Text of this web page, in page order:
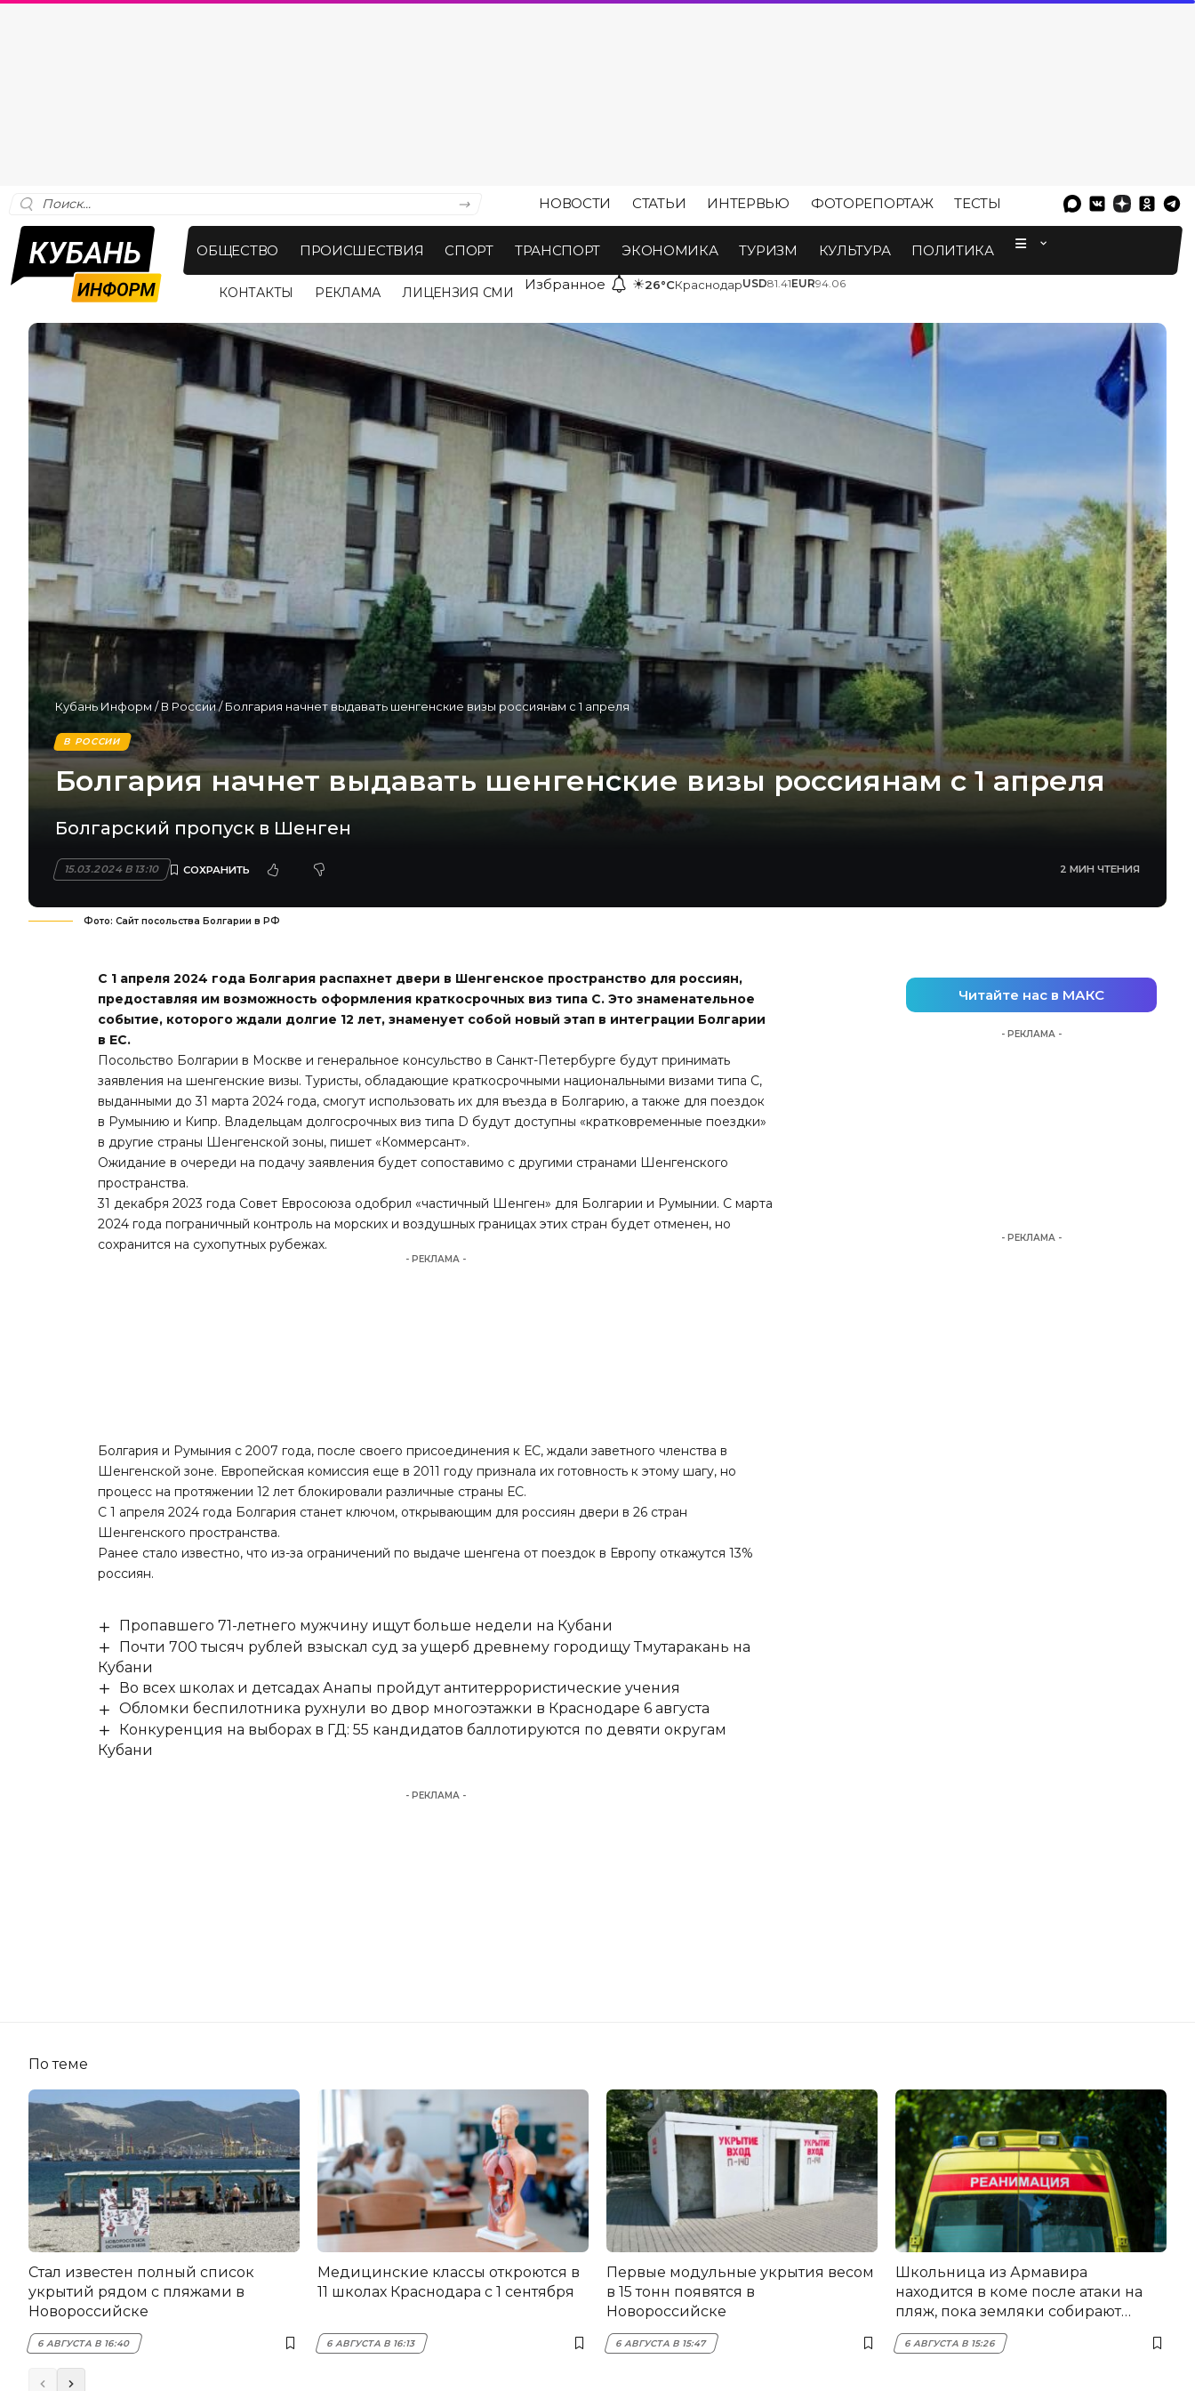
НОВОСТИ СТАТЬИ ИНТЕРВЬЮ ФОТОРЕПОРТАЖ ТЕСТЫ
ОБЩЕСТВО ПРОИСШЕСТВИЯ СПОРТ ТРАНСПОРТ ЭКОНОМИКА ТУРИЗМ КУЛЬТУРА ПОЛИТИКА
КОНТАКТЫ РЕКЛАМА ЛИЦЕНЗИЯ СМИ Избранное ☀26°CКраснодарUSD81.41EUR94.06
Кубань Информ /В России/Болгария начнет выдавать шенгенские визы россиянам с 1 апреля
В РОССИИ
Болгария начнет выдавать шенгенские визы россиянам с 1 апреля
Болгарский пропуск в Шенген
15.03.2024 В 13:10 2 МИН ЧТЕНИЯ
Фото: Сайт посольства Болгарии в РФ
С 1 апреля 2024 года Болгария распахнет двери в Шенгенское пространство для россиян,
предоставляя им возможность оформления краткосрочных виз типа C. Это знаменательное
событие, которого ждали долгие 12 лет, знаменует собой новый этап в интеграции Болгарии
в ЕС.
Посольство Болгарии в Москве и генеральное консульство в Санкт-Петербурге будут принимать
заявления на шенгенские визы. Туристы, обладающие краткосрочными национальными визами типа C,
выданными до 31 марта 2024 года, смогут использовать их для въезда в Болгарию, а также для поездок
в Румынию и Кипр. Владельцам долгосрочных виз типа D будут доступны «кратковременные поездки»
в другие страны Шенгенской зоны, пишет «Коммерсант».
Ожидание в очереди на подачу заявления будет сопоставимо с другими странами Шенгенского
пространства.
31 декабря 2023 года Совет Евросоюза одобрил «частичный Шенген» для Болгарии и Румынии. С марта
2024 года пограничный контроль на морских и воздушных границах этих стран будет отменен, но
сохранится на сухопутных рубежах.
- РЕКЛАМА -
Болгария и Румыния с 2007 года, после своего присоединения к ЕС, ждали заветного членства в
Шенгенской зоне. Европейская комиссия еще в 2011 году признала их готовность к этому шагу, но
процесс на протяжении 12 лет блокировали различные страны ЕС.
С 1 апреля 2024 года Болгария станет ключом, открывающим для россиян двери в 26 стран
Шенгенского пространства.
Ранее стало известно, что из-за ограничений по выдаче шенгена от поездок в Европу откажутся 13%
россиян.
Пропавшего 71-летнего мужчину ищут больше недели на Кубани
Почти 700 тысяч рублей взыскал суд за ущерб древнему городищу Тмутаракань на
Кубани
Во всех школах и детсадах Анапы пройдут антитеррористические учения
Обломки беспилотника рухнули во двор многоэтажки в Краснодаре 6 августа
Конкуренция на выборах в ГД: 55 кандидатов баллотируются по девяти округам
Кубани
- РЕКЛАМА -
Читайте нас в МАКС
- РЕКЛАМА -
- РЕКЛАМА -
По теме
Стал известен полный список
укрытий рядом с пляжами в
Новороссийске
6 АВГУСТА В 16:40
Медицинские классы откроются в
11 школах Краснодара с 1 сентября
6 АВГУСТА В 16:13
Первые модульные укрытия весом
в 15 тонн появятся в
Новороссийске
6 АВГУСТА В 15:47
Школьница из Армавира
находится в коме после атаки на
пляж, пока земляки собирают
помощь
6 АВГУСТА В 15:26